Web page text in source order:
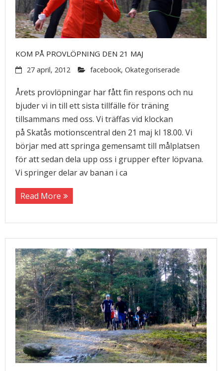
KOM PÅ PROVLÖPNING DEN 21 MAJ
27 april, 2012 facebook, Okategoriserade
Årets provlöpningar har fått fin respons och nu
bjuder vi in till ett sista tillfälle för träning
tillsammans med oss. Vi träffas vid klockan
på Skatås motionscentral den 21 maj kl 18.00. Vi
börjar med att springa gemensamt till målplatsen
för att sedan dela upp oss i grupper efter löpvana.
Vi springer delar av banan i ca
Read More